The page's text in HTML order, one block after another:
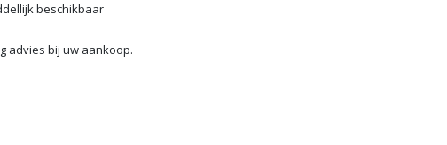
beschikbaar
advies bij uw aankoop.